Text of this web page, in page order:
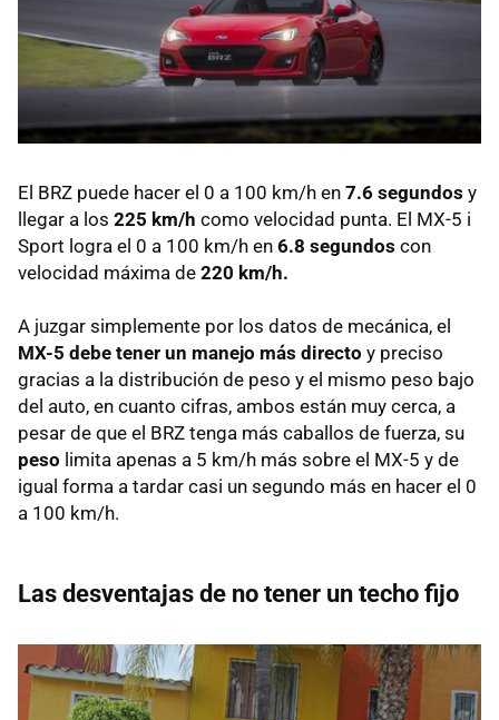
El BRZ puede hacer el 0 a 100 km/h en 7.6 segundos y
llegar a los 225 km/h como velocidad punta. El MX-5 i
Sport logra el 0 a 100 km/h en 6.8 segundos con
velocidad máxima de 220 km/h.
A juzgar simplemente por los datos de mecánica, el
MX-5 debe tener un manejo más directo y preciso
gracias a la distribución de peso y el mismo peso bajo
del auto, en cuanto cifras, ambos están muy cerca, a
pesar de que el BRZ tenga más caballos de fuerza, su
peso limita apenas a 5 km/h más sobre el MX-5 y de
igual forma a tardar casi un segundo más en hacer el 0
a 100 km/h.
Las desventajas de no tener un techo fijo